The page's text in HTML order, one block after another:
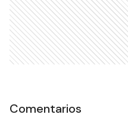
Comentarios